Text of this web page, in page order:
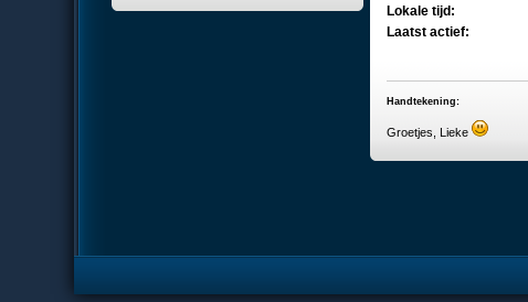
Lokale tijd:
Laatst actief:
Handtekening:
Groetjes, Lieke